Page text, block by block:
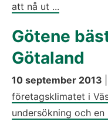
att nå ut ...
Götene
Götaland
10 september 2013
företagsklimatet i
undersökning och